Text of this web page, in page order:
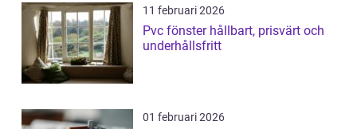
11 februari 2026
Pvc fönster hållbart, prisvärt och
underhållsfritt
01 februari 2026